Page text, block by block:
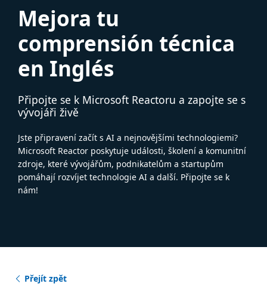
Mejora tu
comprensión técnica
en Inglés
Připojte se k Microsoft Reactoru a zapojte se s
vývojáři živě
Jste připravení začít s AI a nejnovějšími technologiemi?
Microsoft Reactor poskytuje události, školení a komunitní
zdroje, které vývojářům, podnikatelům a startupům
pomáhají rozvíjet technologie AI a další. Připojte se k
nám!
Přejít zpět